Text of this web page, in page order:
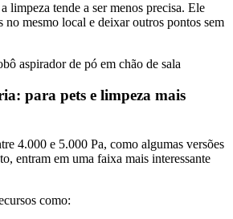
limpeza tende a ser menos precisa. Ele
no mesmo local e deixar outros pontos sem
para pets e limpeza mais
4.000 e 5.000 Pa, como algumas versões
entram em uma faixa mais interessante
como: